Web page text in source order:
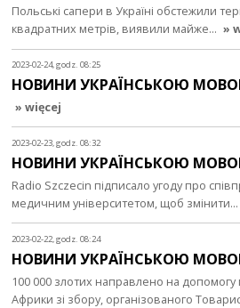
Польські сапери в Україні обстежили
квадратних метрів, виявили майже… »
2023-02-24, godz. 08:25
НОВИНИ УКРАЇНСЬКОЮ
» więcej
2023-02-23, godz. 08:32
НОВИНИ УКРАЇНСЬКОЮ
Radio Szczecin підписало угоду про
медичним університетом, щоб змінити…
2023-02-22, godz. 08:24
НОВИНИ УКРАЇНСЬКОЮ
100 000 злотих направлено на
Африки зі збору, організованого